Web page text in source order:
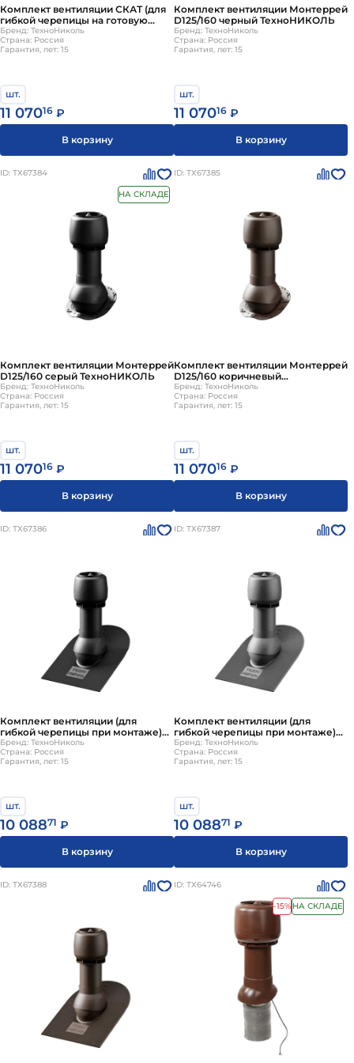
Комплект вентиляции СКАТ (для
гибкой черепицы на готовую
кровлю) D125/160 коричневый
ТехноНИКОЛЬ
Бренд: ТехноНиколь
Страна: Россия
Гарантия, лет: 15
шт.
11 07016 ₽
В корзину
Комплект вентиляции Монтеррей
D125/160 черный ТехноНИКОЛЬ
Бренд: ТехноНиколь
Страна: Россия
Гарантия, лет: 15
шт.
11 07016 ₽
В корзину
ID: ТХ67384
НА СКЛАДЕ
Комплект вентиляции Монтеррей
D125/160 серый ТехноНИКОЛЬ
Бренд: ТехноНиколь
Страна: Россия
Гарантия, лет: 15
шт.
11 07016 ₽
В корзину
ID: ТХ67385
Комплект вентиляции Монтеррей
D125/160 коричневый
ТехноНИКОЛЬ
Бренд: ТехноНиколь
Страна: Россия
Гарантия, лет: 15
шт.
11 07016 ₽
В корзину
ID: ТХ67386
Комплект вентиляции (для
гибкой черепицы при монтаже)
черный ТехноНИКОЛЬ
Бренд: ТехноНиколь
Страна: Россия
Гарантия, лет: 15
шт.
10 08871 ₽
В корзину
ID: ТХ67387
Комплект вентиляции (для
гибкой черепицы при монтаже)
серый ТехноНИКОЛЬ
Бренд: ТехноНиколь
Страна: Россия
Гарантия, лет: 15
шт.
10 08871 ₽
В корзину
ID: ТХ67388 ID: ТХ64746
-15% НА СКЛАДЕ